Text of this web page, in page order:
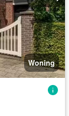
Woning